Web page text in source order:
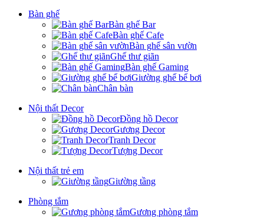
Bàn ghế
Bàn ghế Bar
Bàn ghế Cafe
Bàn ghế sân vườn
Ghế thư giãn
Bàn ghế Gaming
Giường ghế bể bơi
Chân bàn
Nội thất Decor
Đồng hồ Decor
Gương Decor
Tranh Decor
Tượng Decor
Nội thất trẻ em
Giường tầng
Phòng tắm
Gương phòng tắm